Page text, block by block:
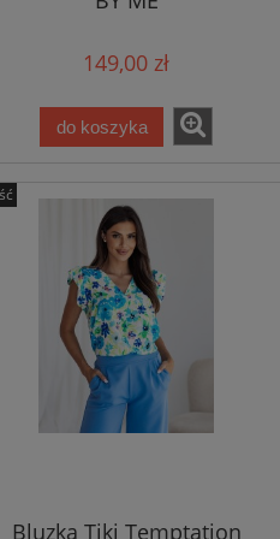
NOELLE – czarny BY ME
239,25 zł
Cena regularna:319,00 zł
do koszyka
149,00 zł
do koszyka
Bluzka Tiki Temptation